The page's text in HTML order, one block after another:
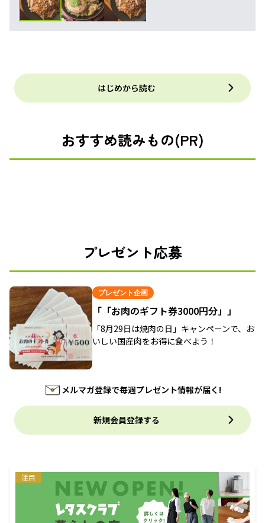
はじめから読む
おすすめ読みもの(PR)
プレゼント応募
プレゼント企画
「「お肉のギフト券3000円分」」
「8月29日は焼肉の日」キャンペーンで、お
いしい国産肉をお得に食べよう！
メルマガ登録で毎週プレゼント情報が届く!
新規会員登録する
注目